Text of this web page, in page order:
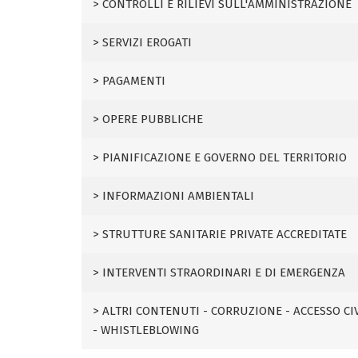
CONTROLLI E RILIEVI SULL'AMMINISTRAZIONE
SERVIZI EROGATI
PAGAMENTI
OPERE PUBBLICHE
PIANIFICAZIONE E GOVERNO DEL TERRITORIO
INFORMAZIONI AMBIENTALI
STRUTTURE SANITARIE PRIVATE ACCREDITATE
INTERVENTI STRAORDINARI E DI EMERGENZA
ALTRI CONTENUTI - CORRUZIONE - ACCESSO
- WHISTLEBLOWING